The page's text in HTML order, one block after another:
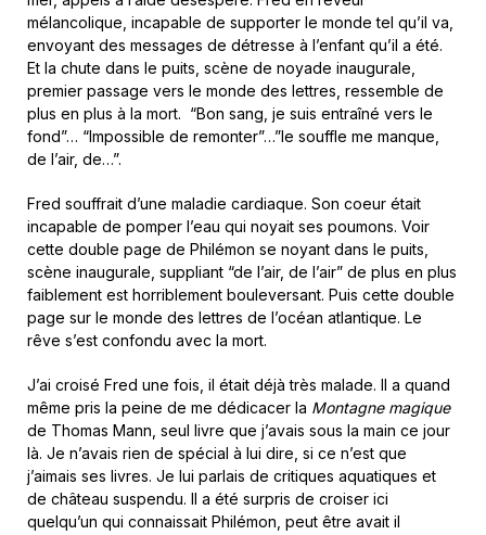
mélancolique, incapable de supporter le monde tel qu’il va,
envoyant des messages de détresse à l’enfant qu’il a été.
Et la chute dans le puits, scène de noyade inaugurale,
premier passage vers le monde des lettres, ressemble de
plus en plus à la mort. “Bon sang, je suis entraîné vers le
fond”… “Impossible de remonter”…”le souffle me manque,
de l’air, de…”.
Fred souffrait d’une maladie cardiaque. Son coeur était
incapable de pomper l’eau qui noyait ses poumons. Voir
cette double page de Philémon se noyant dans le puits,
scène inaugurale, suppliant “de l’air, de l’air” de plus en plus
faiblement est horriblement bouleversant. Puis cette double
page sur le monde des lettres de l’océan atlantique. Le
rêve s’est confondu avec la mort.
J’ai croisé Fred une fois, il était déjà très malade. Il a quand
même pris la peine de me dédicacer la Montagne magique
de Thomas Mann, seul livre que j’avais sous la main ce jour
là. Je n’avais rien de spécial à lui dire, si ce n’est que
j’aimais ses livres. Je lui parlais de critiques aquatiques et
de château suspendu. Il a été surpris de croiser ici
quelqu’un qui connaissait Philémon, peut être avait il